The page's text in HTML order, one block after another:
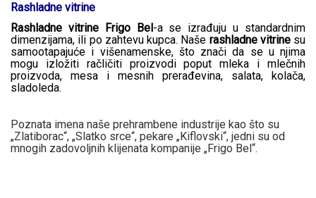
Rashladne vitrine
Rashladne vitrine Frigo Bel-a se izrađuju u standardnim
dimenzijama, ili po zahtevu kupca. Naše rashladne vitrinesu
samootapajuće i višenamenske, što znači da se u njima
mogu izložiti račličiti proizvodi poput mleka i mlečnih
proizvoda, mesa i mesnih prerađevina, salata, kolača,
sladoleda.
Poznata imena naše prehrambene industrije kao što su
„Zlatiborac“, „Slatko srce“, pekare „Kiflovski“, jedni su od
mnogih zadovoljnih klijenata kompanije „Frigo Bel“.